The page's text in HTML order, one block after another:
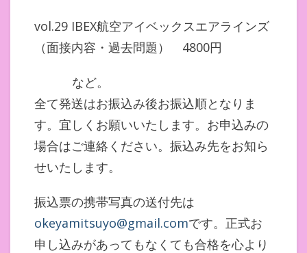
vol.29 IBEX航空アイベックスエアラインズ
（面接内容・過去問題） 4800円
など。
全て発送はお振込み後お振込順となりま
す。宜しくお願いいたします。お申込みの
場合はご連絡ください。振込み先をお知ら
せいたします。
振込票の携帯写真の送付先は
okeyamitsuyo@gmail.comです。正式お
申し込みがあってもなくても合格を心より